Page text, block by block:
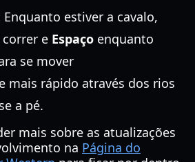
Enquanto estiver a cavalo,
correr e Espaço enquanto
se mover
mais rápido através dos rios
a pé.
mais sobre as atualizações
na Página do